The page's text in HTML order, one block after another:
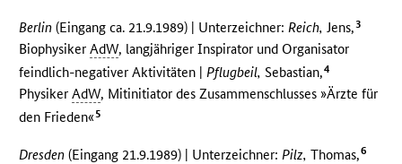
Berlin (Eingang ca. 21.9.1989) | Unterzeichner:Reich, Jens,3
BiophysikerAdW, langjähriger Inspirator und Organisator
feindlich-negativer Aktivitäten | Pflugbeil, Sebastian,4
PhysikerAdW, Mitinitiator des Zusammenschlusses »Ärzte für
den Frieden« 5
Dresden (Eingang 21.9.1989) | Unterzeichner: Pilz, Thomas,6